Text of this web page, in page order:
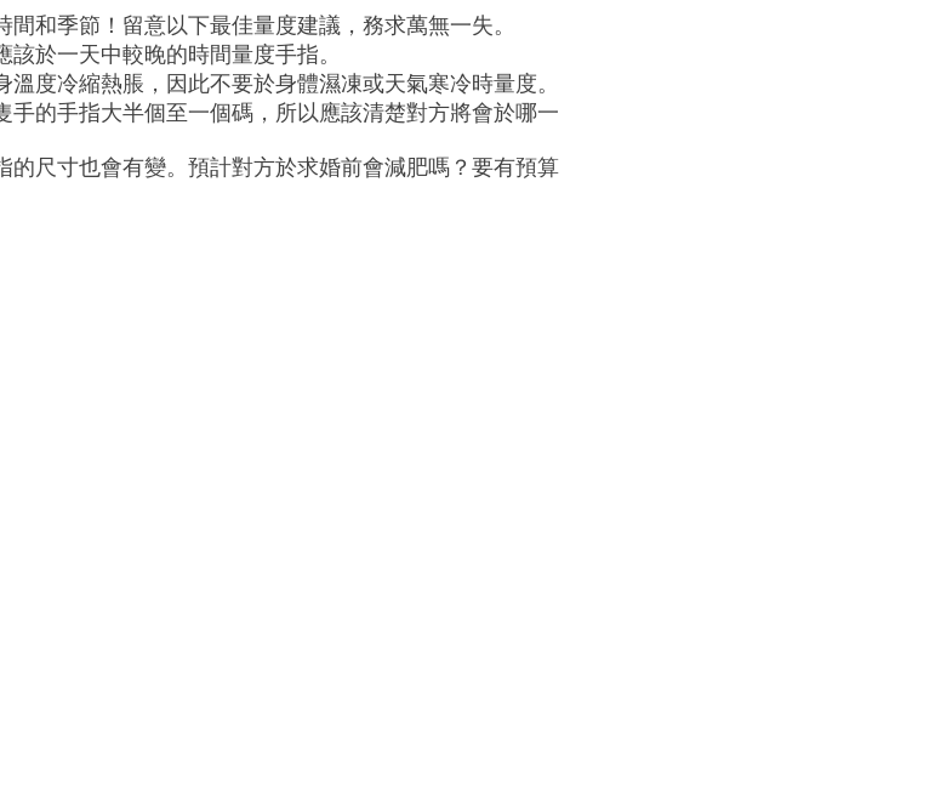
和季節！留意以下最佳量度建議，務求萬無一失。
於一天中較晚的時間量度手指。
度冷縮熱脹，因此不要於身體濕凍或天氣寒冷時量度。
手的手指大半個至一個碼，所以應該清楚對方將會於哪一
的尺寸也會有變。預計對方於求婚前會減肥嗎？要有預算